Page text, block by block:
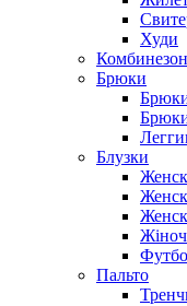
Худи
Брюки
Блузки
Пальто